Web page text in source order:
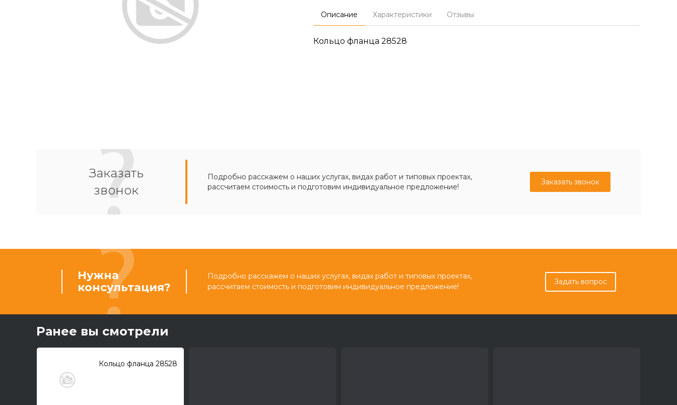
Описание Характеристики Отзывы
Кольцо фланца 28528
Заказать
звонок
Подробно расскажем о наших услугах, видах работ и типовых проектах,
рассчитаем стоимость и подготовим индивидуальное предложение!
Заказать звонок
Нужна
консультация?
Подробно расскажем о наших услугах, видах работ и типовых проектах,
рассчитаем стоимость и подготовим индивидуальное предложение!
Задать вопрос
Ранее вы смотрели
Кольцо фланца 28528